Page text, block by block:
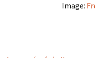
Image: